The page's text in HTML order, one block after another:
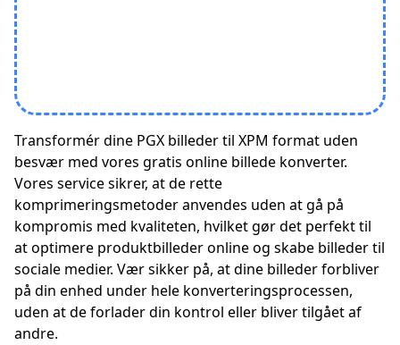
Transformér dine PGX billeder til XPM format uden
besvær med vores gratis online billede konverter.
Vores service sikrer, at de rette
komprimeringsmetoder anvendes uden at gå på
kompromis med kvaliteten, hvilket gør det perfekt til
at optimere produktbilleder online og skabe billeder til
sociale medier. Vær sikker på, at dine billeder forbliver
på din enhed under hele konverteringsprocessen,
uden at de forlader din kontrol eller bliver tilgået af
andre.